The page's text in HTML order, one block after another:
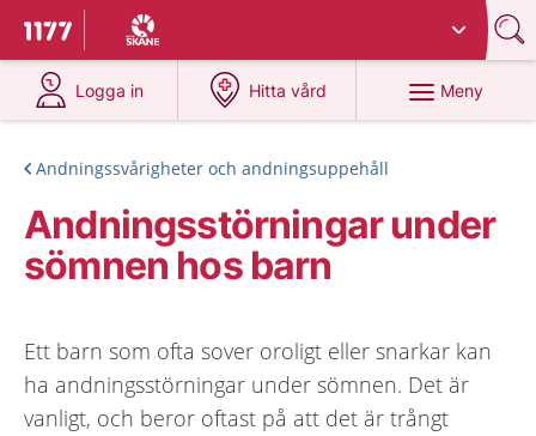
Till startsidan för 1177
Du har valt region
Logga in
på 1177.se
Hitta vård
på 1177.se
Meny
Andningssvårigheter och andningsuppehåll
Andningsstörningar under
sömnen hos barn
Ett barn som ofta sover oroligt eller snarkar kan
ha andningsstörningar under sömnen. Det är
vanligt, och beror oftast på att det är trångt